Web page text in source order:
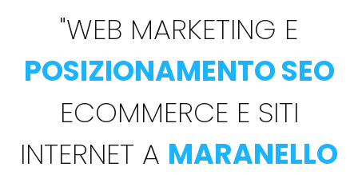
"WEB MARKETING E
POSIZIONAMENTO SEO
ECOMMERCE E SITI
INTERNET A MARANELLO